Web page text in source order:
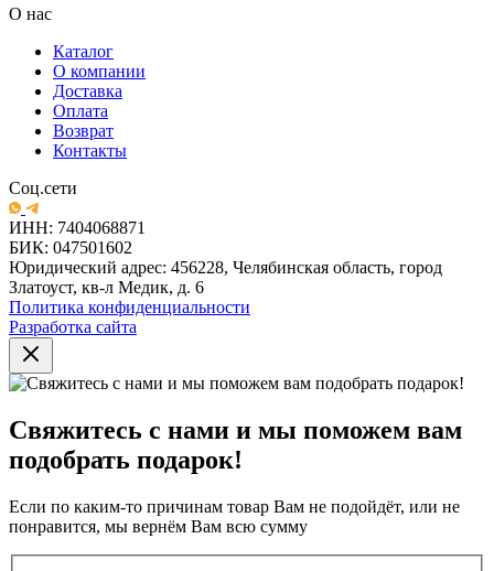
О нас
Каталог
О компании
Доставка
Оплата
Возврат
Контакты
Соц.сети
ИНН: 7404068871
БИК: 047501602
Юридический адрес: 456228, Челябинская область, город
Златоуст, кв-л Медик, д. 6
Политика конфиденциальности
Разработка сайта
Свяжитесь с нами и мы поможем вам
подобрать подарок!
Если по каким-то причинам товар Вам не подойдёт, или не
понравится, мы вернём Вам всю сумму